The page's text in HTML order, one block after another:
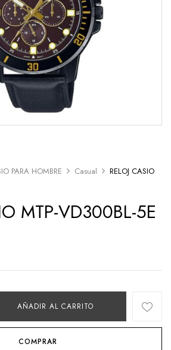
PARA HOMBRE Casual
RELOJ CASIO
MTP-VD300BL-5E
AÑADIR AL CARRITO
COMPRAR